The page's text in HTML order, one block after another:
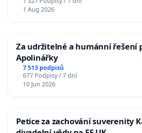
1 Aug 2026
Za udržitelné a humánní řešení
Apolinářky
7 513 podpisů
677 Podpisy / 7 dní
10 Jun 2026
Petice za zachování suverenity